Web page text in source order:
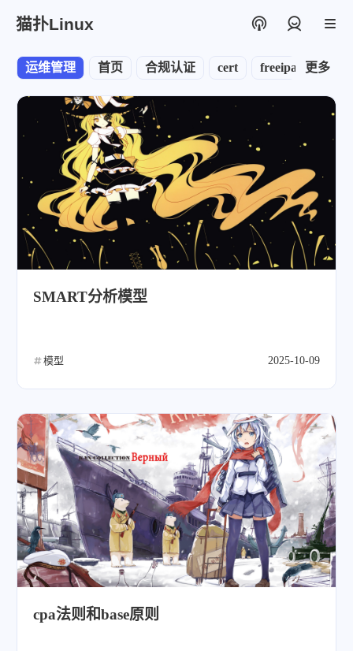
猫扑Linux
首页 合规认证 cert freeipa node
运维管理 更多
SMART分析模型
模型 2025-10-09
cpa法则和base原则